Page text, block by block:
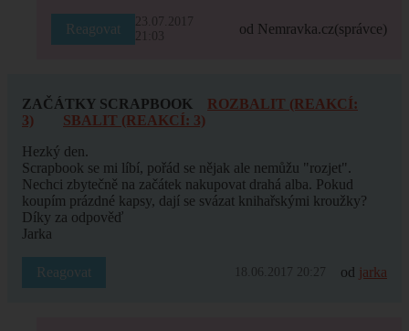
Reagovat
23.07.2017
21:03
od Nemravka.cz(správce)
ZAČÁTKY SCRAPBOOK
ROZBALIT (REAKCÍ:
3)
SBALIT (REAKCÍ: 3)
Hezký den.
Scrapbook se mi líbí, pořád se nějak ale nemůžu "rozjet".
Nechci zbytečně na začátek nakupovat drahá alba. Pokud
koupím prázdné kapsy, dají se svázat knihařskými kroužky?
Díky za odpověď
Jarka
Reagovat 18.06.2017 20:27 od jarka